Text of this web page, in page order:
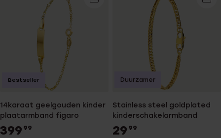
14karaat geelgouden kinder
plaatarmband figaro
399 99
Bestseller
Stainless steel goldplated
kinderschakelarmband
29 99
Duurzamer